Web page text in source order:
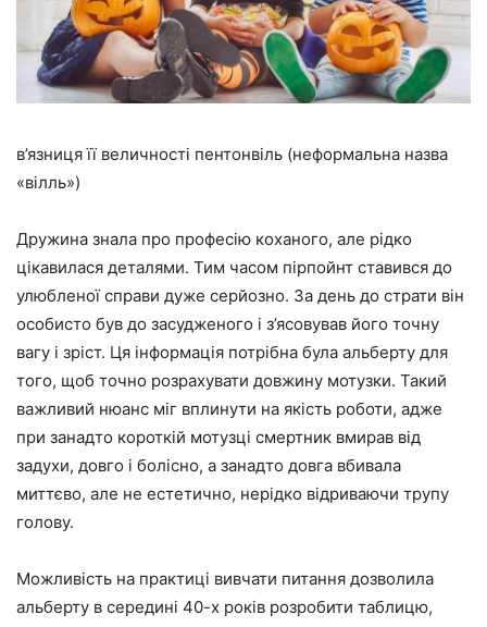
в’язниця її величності пентонвіль (неформальна назва
«вілль»)
Дружина знала про професію коханого, але рідко
цікавилася деталями. Тим часом пірпойнт ставився до
улюбленої справи дуже серйозно. За день до страти він
особисто був до засудженого і з’ясовував його точну
вагу і зріст. Ця інформація потрібна була альберту для
того, щоб точно розрахувати довжину мотузки. Такий
важливий нюанс міг вплинути на якість роботи, адже
при занадто короткій мотузці смертник вмирав від
задухи, довго і болісно, а занадто довга вбивала
миттєво, але не естетично, нерідко відриваючи трупу
голову.
Можливість на практиці вивчати питання дозволила
альберту в середині 40-х років розробити таблицю,